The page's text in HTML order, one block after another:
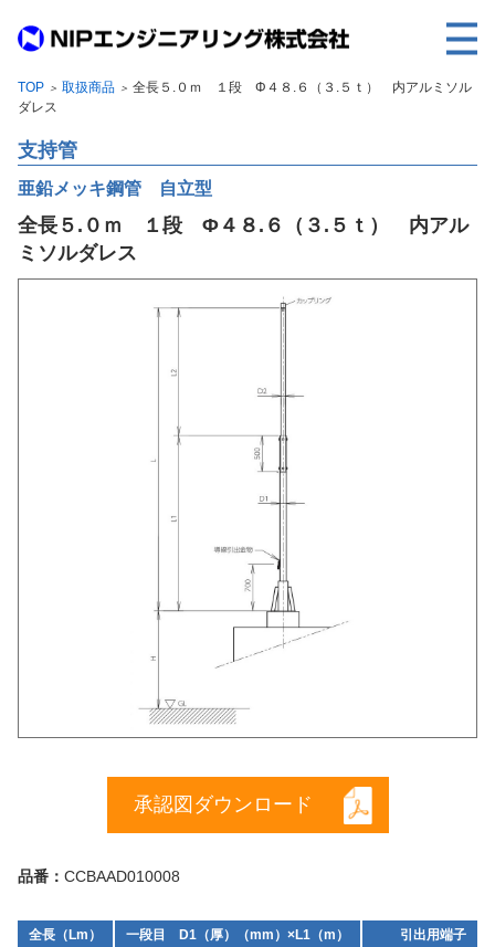
TOP
事業内容
取扱製品
各種実績
会社案内
個人データの共同利用について
TOP ＞ 取扱商品 ＞ 全長５.０ｍ １段 Φ４８.６（３.５ｔ） 内アルミソル
ダレス
支持管
亜鉛メッキ鋼管 自立型
全長５.０ｍ １段 Φ４８.６（３.５ｔ） 内アル
ミソルダレス
承認図ダウンロード
品番： CCBAAD010008
全長（Lm） 一段目 D1（厚）（mm）×L1（m）
引出用端子